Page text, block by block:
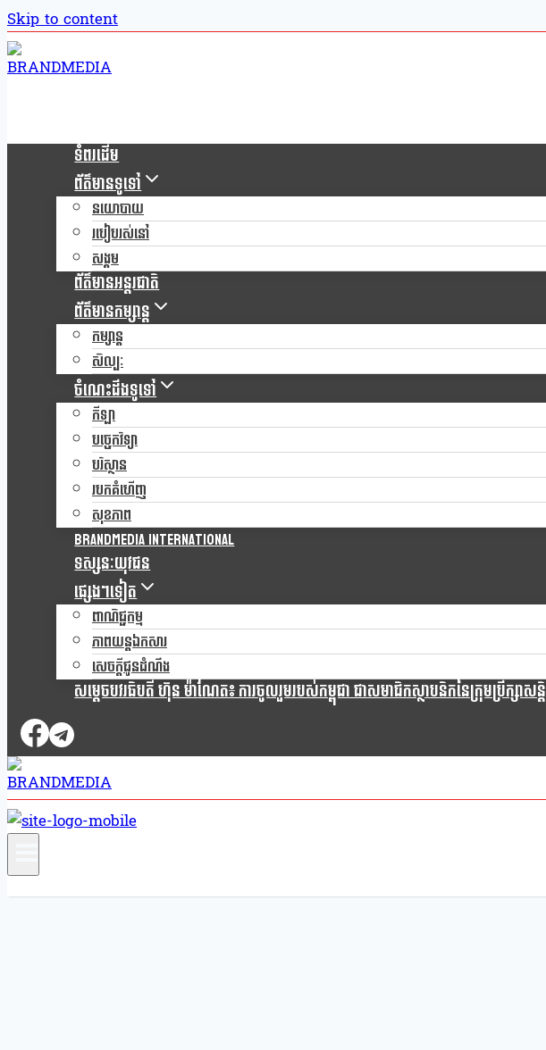
Skip to content
ទំពរដើម
ព័ត៌មានទូទៅ
នយោបាយ
របៀបរស់នៅ
សង្គម
ព័ត៌មានអន្តរជាតិ
ព័ត៌មានកម្សាន្ត
កម្សាន្ត
សិល្បៈ
ចំណេះដឹងទូទៅ
កីឡា
បច្ចេកវិទ្យា
បរិស្ថាន
របកគំហើញ
សុខភាព
Brandmedia international
ទស្សនៈយុវជន
ផ្សេងៗទៀត
ពាណិជ្ជកម្ម
ភាពយន្តឯកសារ
សេចក្តីជូនដំណឹង
សម្តេចបវរធិបតី ហ៊ុន ម៉ាណែត៖ ការចូលរួមរបស់កម្ពុជា ជាសមាជិកស្ថាបនិកនៃក្រុមប្រឹក្សាស